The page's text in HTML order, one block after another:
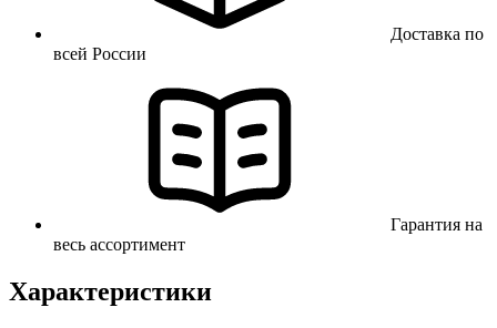
Доставка по
всей России
Гарантия на
весь ассортимент
Характеристики